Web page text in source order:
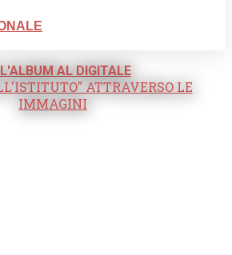
AL DIGITALE
ATTRAVERSO LE
IMMAGINI